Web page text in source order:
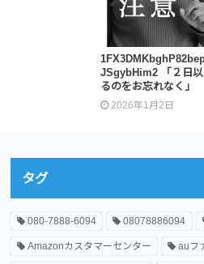
JSgybHim2 「２日
るのをお忘れなく」
2026年1月2日
タグ
080-7888-6094 08078886094
Amazonカスタマーセンター auフ